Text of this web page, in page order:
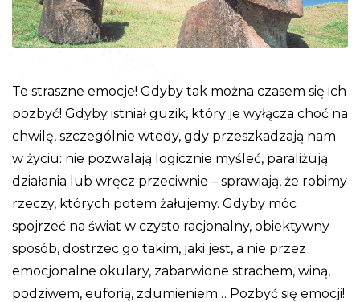
Te straszne emocje! Gdyby tak można czasem się ich
pozbyć! Gdyby istniał guzik, który je wyłącza choć na
chwilę, szczególnie wtedy, gdy przeszkadzają nam
w życiu: nie pozwalają logicznie myśleć, paraliżują
działania lub wręcz przeciwnie – sprawiają, że robimy
rzeczy, których potem żałujemy. Gdyby móc
spojrzeć na świat w czysto racjonalny, obiektywny
sposób, dostrzec go takim, jaki jest, a nie przez
emocjonalne okulary, zabarwione strachem, winą,
podziwem, euforią, zdumieniem… Pozbyć się emocji!